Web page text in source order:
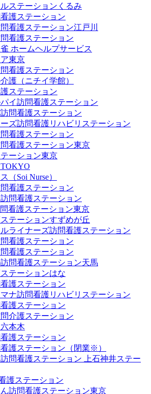
ステーションくるみ
護ステーション
看護ステーション江戸川
看護ステーション
ホームヘルプサービス
東京
看護ステーション
護（ニチイ学館）
ステーション
イ訪問看護ステーション
問看護ステーション
ズ訪問看護リハビリステーション
看護ステーション
看護ステーション東京
ーション東京
（Soi Nurse）
看護ステーション
問看護ステーション
看護ステーション東京
テーションすずめが丘
ルライナーズ訪問看護ステーション
看護ステーション
看護ステーション
問看護ステーション天馬
テーションはな
護ステーション
ナ訪問看護リハビリステーション
護ステーション
介護ステーション
本木
護ステーション
護ステーション（閉業※）
問看護ステーション 上石神井ステー
護ステーション
訪問看護ステーション東京